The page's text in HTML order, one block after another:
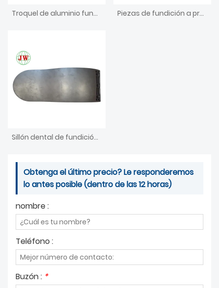
Troquel de aluminio fundido a presión para pieza de unidad dental Piezas de fundición a presión de aluminio para muebles agrícolas
Sillón dental de fundición a presión de aluminio
Obtenga el último precio? Le responderemos
lo antes posible (dentro de las 12 horas)
nombre :
Teléfono :
Buzón : *